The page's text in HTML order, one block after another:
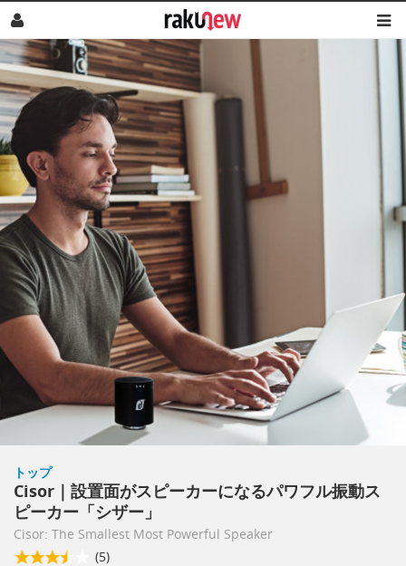
トップ
Cisor｜設置面がスピーカーになるパワフル振動ス
ピーカー「シザー」
Cisor: The Smallest Most Powerful Speaker
(5)